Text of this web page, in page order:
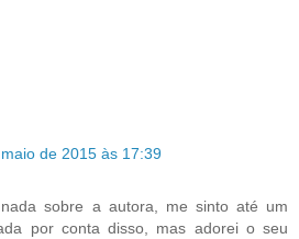
de 2015 às 17:39
sobre a autora, me sinto até um
por conta disso, mas adorei o seu